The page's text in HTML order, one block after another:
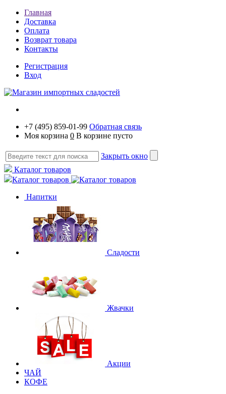
Главная
Доставка
Оплата
Возврат товара
Контакты
Регистрация
Вход
+7 (495) 859-01-99 Обратная связь
Моя корзина 0 В корзине пусто
Закрыть окно
Каталог товаров
Каталог товаров
Напитки
Сладости
Жвачки
Акции
ЧАЙ
КОФЕ